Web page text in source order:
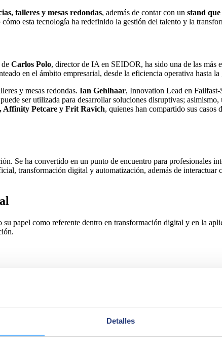
Detalles
talleres y mesas redondas, además de contar con un stand
esta tecnología ha redefinido la gestión del talento y la
Carlos Polo, director de IA en SEIDOR, ha sido una de las más
en el ámbito empresarial, desde la eficiencia operativa hasta
y mesas redondas. Ian Gehlhaar, Innovation Lead en
ser utilizada para desarrollar soluciones disruptivas; asimismo,
Affinity Petcare y Frit Ravich, quienes han compartido sus
Se ha convertido en un punto de encuentro para profesionales
transformación digital y automatización, además de interactuar
papel como referente dentro en transformación digital y en la
de soluciones y servicios que cubren los ámbitos de
Con una facturación de 894 millones de euros en el ejercicio
América Latina, Estados Unidos, Oriente Medio, África y Asia.